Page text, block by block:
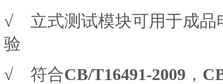
√ 立式测试模块可用于成品
验
√ 符合CB/T16491-2009 ，